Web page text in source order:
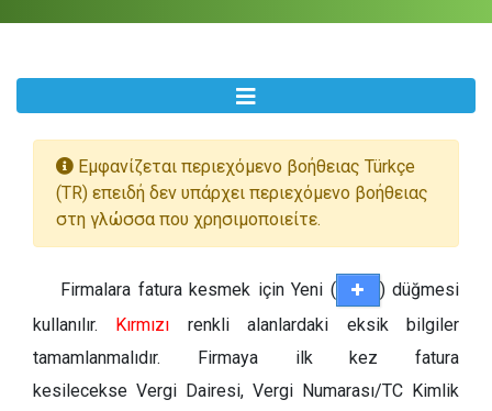
Εμφανίζεται περιεχόμενο βοήθειας Türkçe
(TR) επειδή δεν υπάρχει περιεχόμενο βοήθειας
στη γλώσσα που χρησιμοποιείτε.
Firmalara fatura kesmek için Yeni (
) düğmesi
kullanılır. Kırmızı renkli alanlardaki eksik bilgiler
tamamlanmalıdır. Firmaya ilk kez fatura
kesilecekse Vergi Dairesi, Vergi Numarası/TC Kimlik